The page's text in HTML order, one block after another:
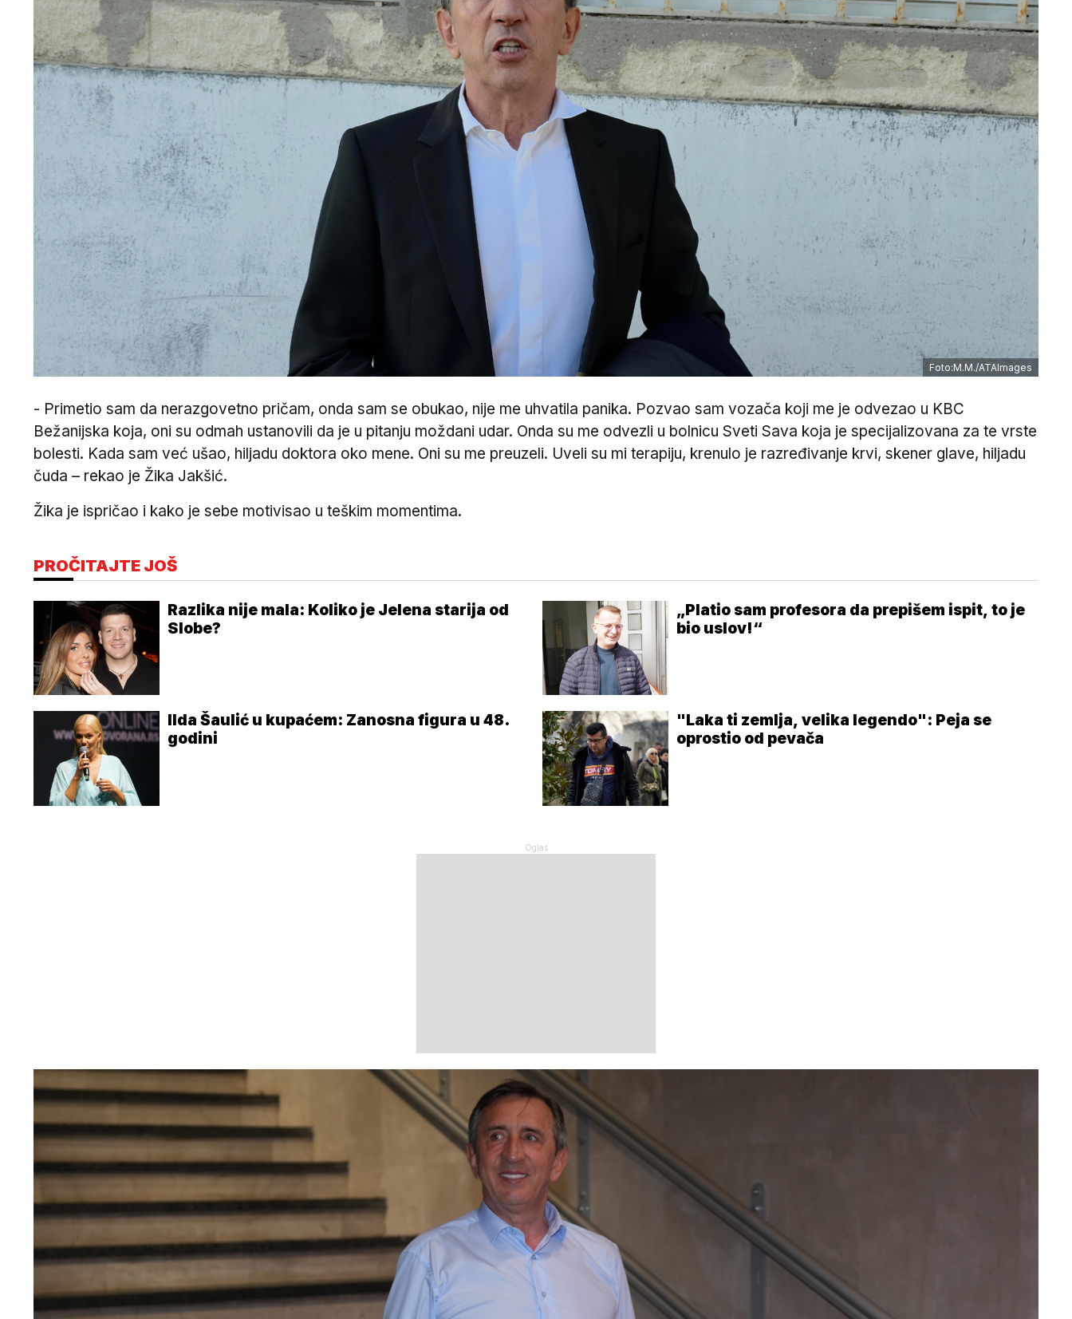
Foto:M.M./ATAImages
- Primetio sam da nerazgovetno pričam, onda sam se obukao, nije me uhvatila panika. Pozvao sam vozača koji me je odvezao u KBC
Bežanijska koja, oni su odmah ustanovili da je u pitanju moždani udar. Onda su me odvezli u bolnicu Sveti Sava koja je specijalizovana za te vrste
bolesti. Kada sam već ušao, hiljadu doktora oko mene. Oni su me preuzeli. Uveli su mi terapiju, krenulo je razređivanje krvi, skener glave, hiljadu
čuda – rekao je Žika Jakšić.
Žika je ispričao i kako je sebe motivisao u teškim momentima.
PROČITAJTE JOŠ
Razlika nije mala: Koliko je Jelena starija od
Slobe?
„Platio sam profesora da prepišem ispit, to je
bio uslov!“
Ilda Šaulić u kupaćem: Zanosna figura u 48.
godini
"Laka ti zemlja, velika legendo": Peja se
oprostio od pevača